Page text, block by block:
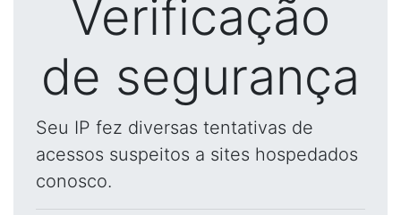
Verificação
de segurança
Seu IP fez diversas tentativas de
acessos suspeitos a sites hospedados
conosco.